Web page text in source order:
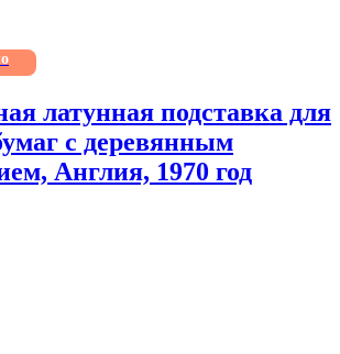
латунная подставка для
с деревянным
Англия, 1970 год